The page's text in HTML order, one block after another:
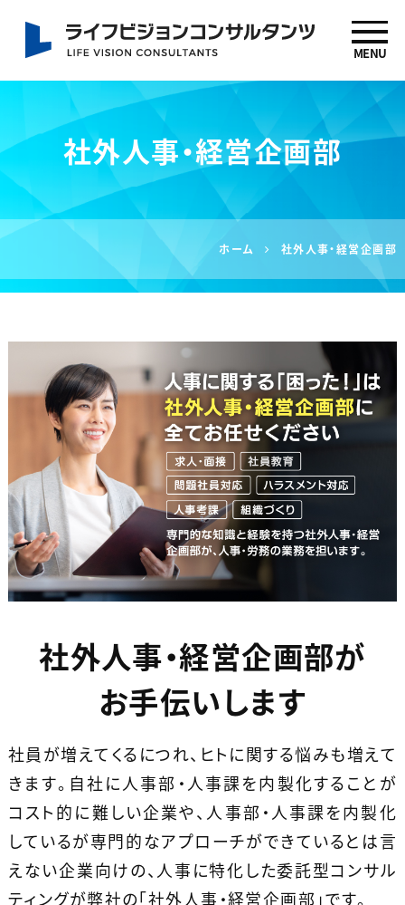
社労士 坂下信也 ライ
フビジョンコンサルタ
ンツ
MENU
社外人事・経営企画部
ホーム 社外人事・経営企画部
社外人事・経営企画部が
お手伝いします
社員が増えてくるにつれ、ヒトに関する悩みも増えて
きます。 自社に人事部・人事課を内製化することが
コスト的に難しい企業や、人事部・人事課を内製化
しているが専門的なアプローチができているとは言
えない企業向けの、人事に特化した委託型コンサル
ティングが弊社の「社外人事・経営企画部」です。